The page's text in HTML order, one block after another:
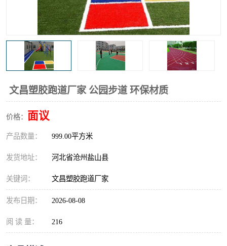
文昌塑胶跑道厂家 公园步道 环保材质
价格： 面议
产品数量： 999.00平方米
发货地址： 河北省沧州盐山县
关键词： 文昌塑胶跑道厂家
发布日期： 2026-08-08
阅 读 量： 216